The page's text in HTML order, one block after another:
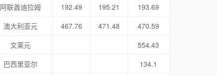
阿联酋迪拉姆
192.49 195.21
193.69
澳大利亚元
467.76 471.48
470.59
文莱元
554.43
巴西里亚尔
134.1